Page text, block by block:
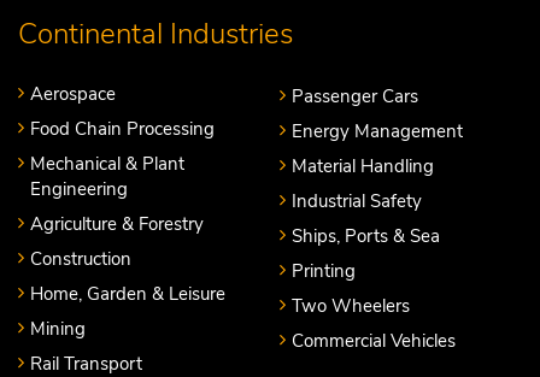
Continental Industries
Aerospace
Food Chain Processing
Mechanical & Plant
Engineering
Agriculture & Forestry
Construction
Home, Garden & Leisure
Mining
Rail Transport
Passenger Cars
Energy Management
Material Handling
Industrial Safety
Ships, Ports & Sea
Printing
Two Wheelers
Commercial Vehicles